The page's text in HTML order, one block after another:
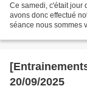
Ce samedi, c'était jour
avons donc effectué
séance nous sommes
20/09/2025